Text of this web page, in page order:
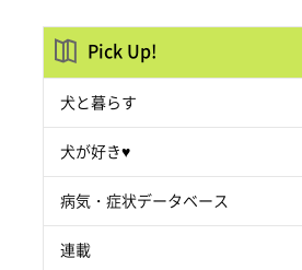
Pick Up!
犬と暮らす
犬が好き♥
病気・症状データベース
連載